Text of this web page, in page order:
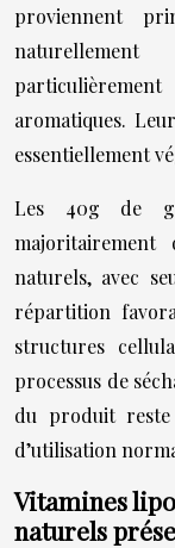
proviennent
aromatiques.
essentiellement
Les 40g de
naturels, avec
répartition
structures
processus de
du produit reste
d’utilisation
Vitamines
naturels